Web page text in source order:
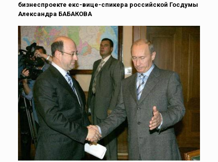
бизнеспроекте екс-вице-спикера российской Госдумы
Александра БАБАКОВА